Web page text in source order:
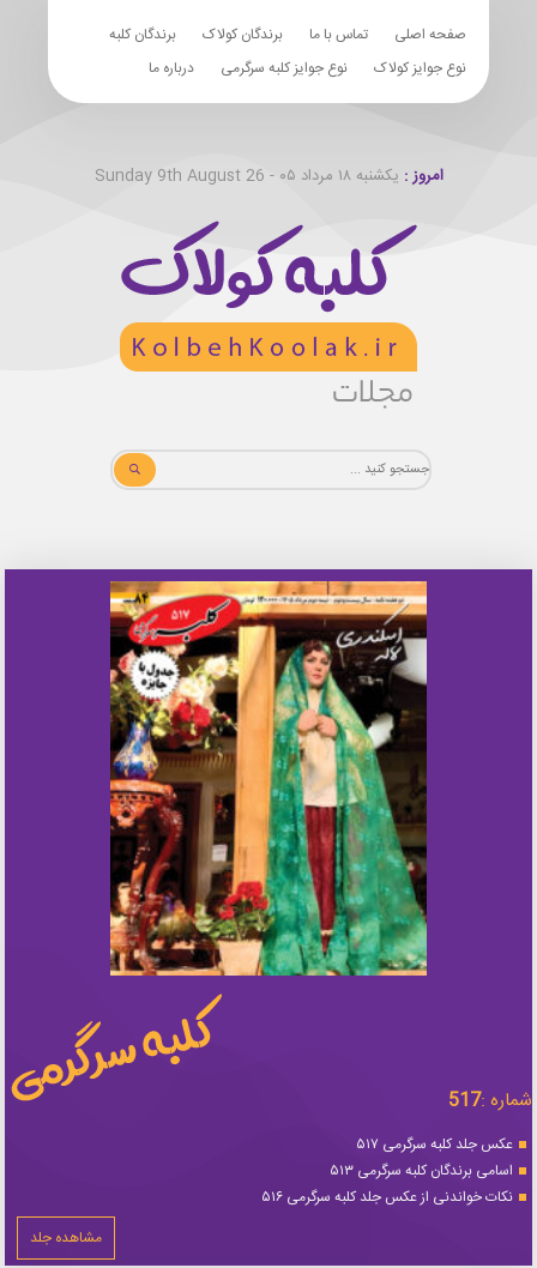
صفحه اصلی تماس با ما برندگان کولاک
برندگان کلبه
نوع جوایز کولاک
نوع جوایز کلبه سرگرمی درباره ما
امروز : یکشنبه ۱۸ مرداد ۰۵ - Sunday 9th August 26
شماره :517
عکس جلد کلبه سرگرمی ۵۱۷
اسامی برندگان کلبه سرگرمی ۵۱۳
نکات خواندنی از عکس جلد کلبه سرگرمی ۵۱۶
مشاهده جلد